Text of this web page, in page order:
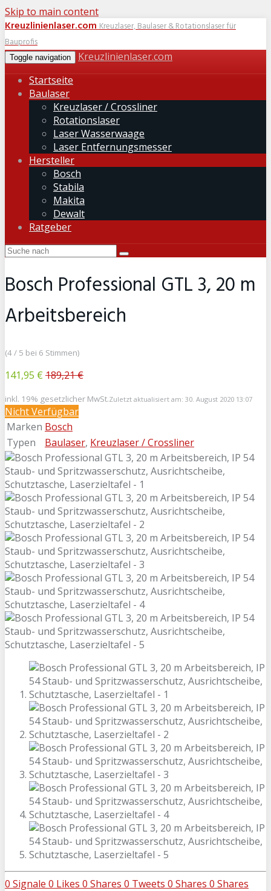
Skip to main content
Kreuzlinienlaser.comKreuzlaser, Baulaser & Rotationslaser für
Bauprofis
Toggle navigation
Kreuzlinienlaser.com
Startseite
Baulaser
Kreuzlaser / Crossliner
Rotationslaser
Laser Wasserwaage
Laser Entfernungsmesser
Hersteller
Bosch
Stabila
Makita
Dewalt
Ratgeber
Bosch Professional GTL 3, 20 m
Arbeitsbereich
(4 / 5 bei 6 Stimmen)
141,95 € 189,21 €
inkl. 19% gesetzlicher MwSt.Zuletzt aktualisiert am: 30. August 2020 13:07
Nicht Verfügbar
Marken Bosch
Typen
Baulaser, Kreuzlaser / Crossliner
0 Signale 0 Likes 0 Shares 0 Tweets 0 Shares 0 Shares